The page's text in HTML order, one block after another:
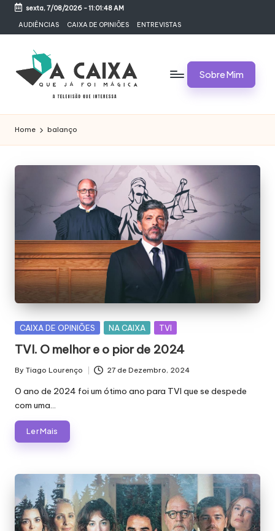
content
sexta, 7/08/2026-11:01:49 AM
AUDIÊNCIAS CAIXA DE OPINIÕES ENTREVISTAS
A
C
A
I
Q
U
E
J
Á
F
O
I
M
Á
G
I
C
A
Programas,
Séries
Sobre Mim
Home balanço
Posted
CAIXA DE OPINIÕES NA CAIXA TVI
TVI. O melhor e o pior de 2024
Posted
by
By Tiago Lourenço 27 de Dezembro, 2024
O ano de 2024 foi um ótimo ano para TVI que se despede
com uma…
Ler Mais